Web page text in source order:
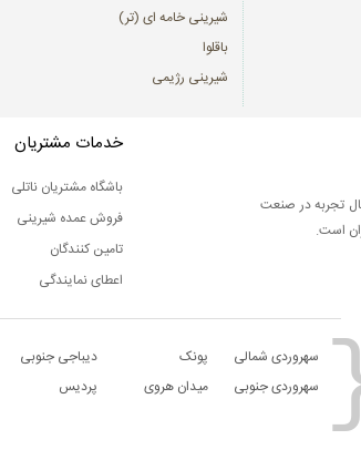
شیرینی خامه ای (تر)
باقلوا
شیرینی رژیمی
قنادی ای با بیش از 80 سال تجربه در صنعت
خدمات مشتریان
باشگاه مشتریان ناتلی
فروش عمده شیرینی
تامین کنندگان
اعطای نمایندگی
سهروردی شمالی پونک دیباجی جنوبی
سهروردی جنوبی
میدان هروی پردیس